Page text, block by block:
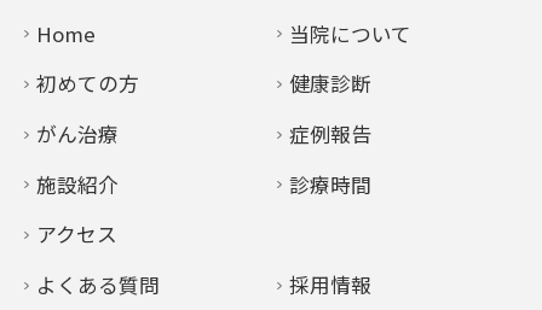
Home
当院について
初めての方
健康診断
がん治療
症例報告
施設紹介
診療時間
アクセス
よくある質問
採用情報